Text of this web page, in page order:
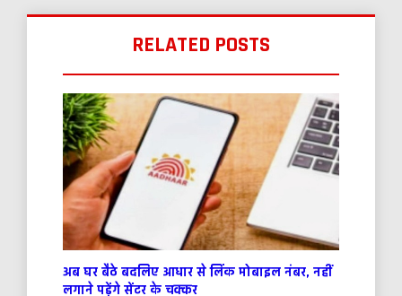
RELATED POSTS
अब घर बैठे बदलिए आधार से लिंक मोबाइल नंबर, नहीं
लगाने पड़ेंगे सेंटर के चक्कर